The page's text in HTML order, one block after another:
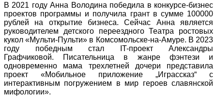
В 2021 году Анна Володина победила в конкурсе-бизнес
проектов программы и получила грант в сумме 100000
рублей на открытие бизнеса. Сейчас Анна является
руководителем детского переездного Театра ростовых
кукол «Мульти-Пульти» в Комсомольске-на-Амуре. В 2023
году победным стал IT-проект Александры
Графчиковой. Писательница в жанре фэнтези и
одновременно мама трехлетней дочери представила
проект «Мобильное приложение „Играссказ“ с
интерактивным погружением в мир героев славянской
мифологии».